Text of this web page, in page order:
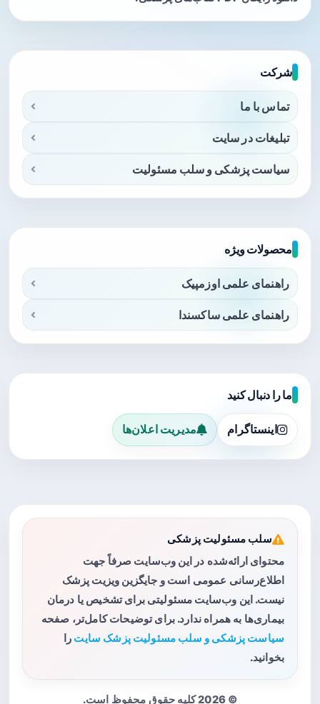
شرکت
تماس با ما
تبلیغات در سایت
سیاست پزشکی و سلب مسئولیت
محصولات ویژه
راهنمای علمی اوزمپیک
راهنمای علمی ساکسندا
ما را دنبال کنید
اینستاگرام مدیریت اعلان‌ها
سلب مسئولیت پزشکی
محتوای ارائه‌شده در این وب‌سایت صرفاً جهت
اطلاع‌رسانی عمومی است و جایگزین ویزیت پزشک
نیست. این وب‌سایت مسئولیتی برای تشخیص یا درمان
بیماری‌ها به همراه ندارد. برای توضیحات کامل‌تر، صفحه
سیاست پزشکی و سلب مسئولیت پزشک سایت را
بخوانید.
© 2026 کلیه حقوق محفوظ است.